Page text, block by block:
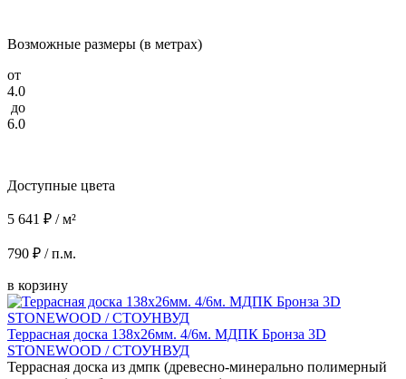
Возможные размеры (в метрах)
от
4.0
до
6.0
Доступные цвета
5 641 ₽ / м²
790 ₽ / п.м.
в корзину
Террасная доска 138x26мм. 4/6м. МДПК Бронза 3D
STONEWOOD / СТОУНВУД
Террасная доска из дмпк (древесно-минерально полимерный